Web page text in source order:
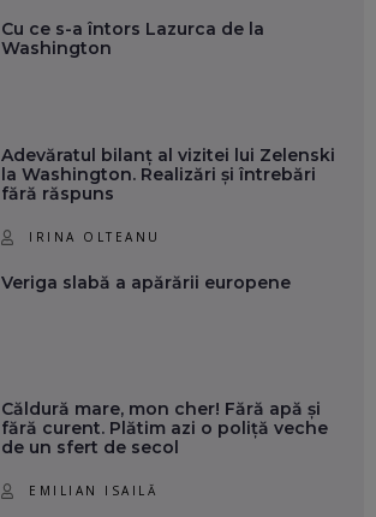
Cu ce s-a întors Lazurca de la
Washington
Adevăratul bilanț al vizitei lui Zelenski
la Washington. Realizări și întrebări
fără răspuns
IRINA OLTEANU
Veriga slabă a apărării europene
Căldură mare, mon cher! Fără apă și
fără curent. Plătim azi o poliță veche
de un sfert de secol
EMILIAN ISAILĂ